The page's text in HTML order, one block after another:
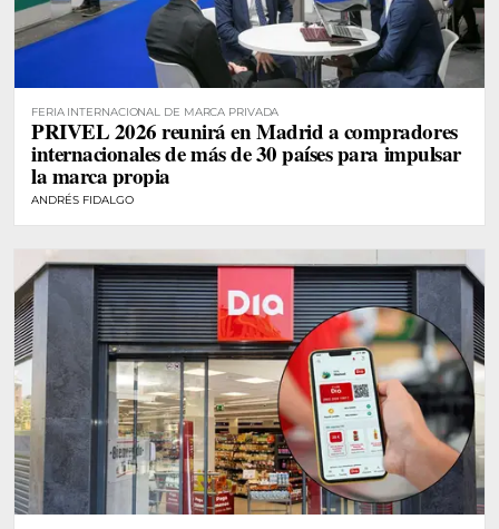
FERIA INTERNACIONAL DE MARCA PRIVADA
PRIVEL 2026 reunirá en Madrid a compradores
internacionales de más de 30 países para impulsar
la marca propia
ANDRÉS FIDALGO